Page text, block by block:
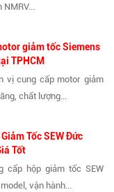
giảm tốc Siemens
TPHCM
vị cung cấp motor giảm
chất lượng...
Tốc SEW Đức
Tốt
cấp hộp giảm tốc SEW
vận hành...